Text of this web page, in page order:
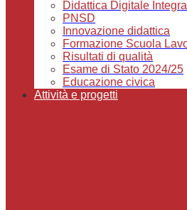
Didattica Digitale
PNSD
Innovazione didattica
Formazione Scuola
Risultati di qualità
Esame di Stato 2024/25
Educazione civica
Attività e progetti